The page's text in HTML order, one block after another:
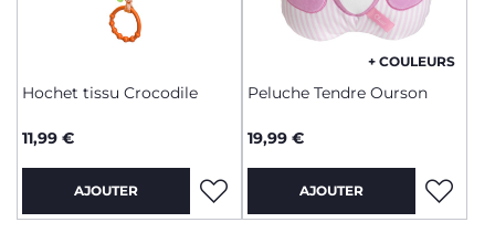
Hochet tissu Crocodile
11,99 €
AJOUTER
+ COULEURS
Peluche Tendre Ourson
19,99 €
AJOUTER